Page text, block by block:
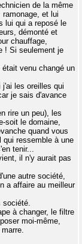
de la même
et lui
lui qui a reposé le
démonté et
chauffage,
! Si seulement je
venu changé un
les oreilles qui
je sais d'avance
rire un peu), les
soit le domaine,
quand vous
qui ressemble à une
tenir...
il n'y aurait pas
autre société,
a affaire au meilleur
société.
à changer, le filtre
moi-même,